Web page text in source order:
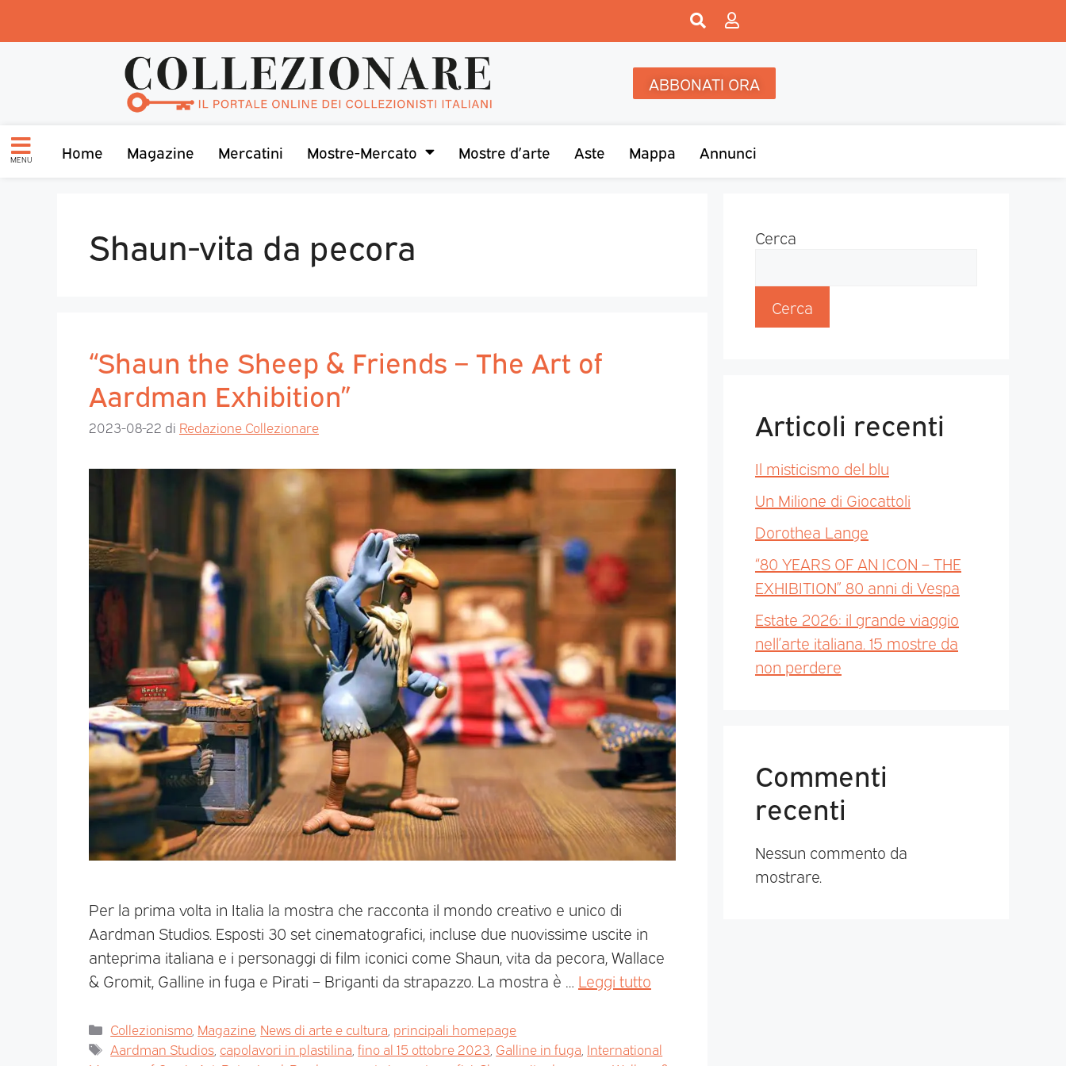
ABBONATI ORA
MENU Home Magazine Mercatini Mostre-Mercato Mostre d’arte Aste Mappa Annunci
Shaun-vita da pecora
“Shaun the Sheep & Friends – The Art of
Aardman Exhibition”
2023-08-22 di Redazione Collezionare
Per la prima volta in Italia la mostra che racconta il mondo creativo e unico di
Aardman Studios. Esposti 30 set cinematografici, incluse due nuovissime uscite in
anteprima italiana e i personaggi di film iconici come Shaun, vita da pecora, Wallace
& Gromit, Galline in fuga e Pirati – Briganti da strapazzo. La mostra è … Leggi tutto
Collezionismo, Magazine, News di arte e cultura principali homepage
Aardman Studios capolavori in plastilina ,fino al 15 ottobre 2023 Galline in fuga International
Cerca
Cerca
Articoli recenti
Il misticismo del blu
Un Milione di Giocattoli
Dorothea Lange
“80 YEARS OF AN ICON – THE
EXHIBITION” 80 anni di Vespa
Estate 2026: il grande viaggio
nell’arte italiana. 15 mostre da
non perdere
Commenti
recenti
Nessun commento da
mostrare.